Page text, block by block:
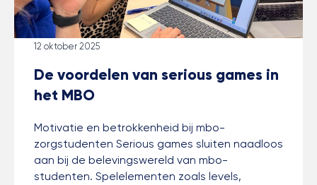
De voordelen van serious games in
het MBO
12 oktober 2025
Motivatie en betrokkenheid bij mbo-
zorgstudenten Serious games sluiten naadloos
aan bij de belevingswereld van mbo-
studenten. Spelelementen zoals levels,